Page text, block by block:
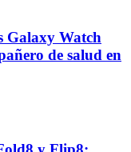
Galaxy Watch
de salud en